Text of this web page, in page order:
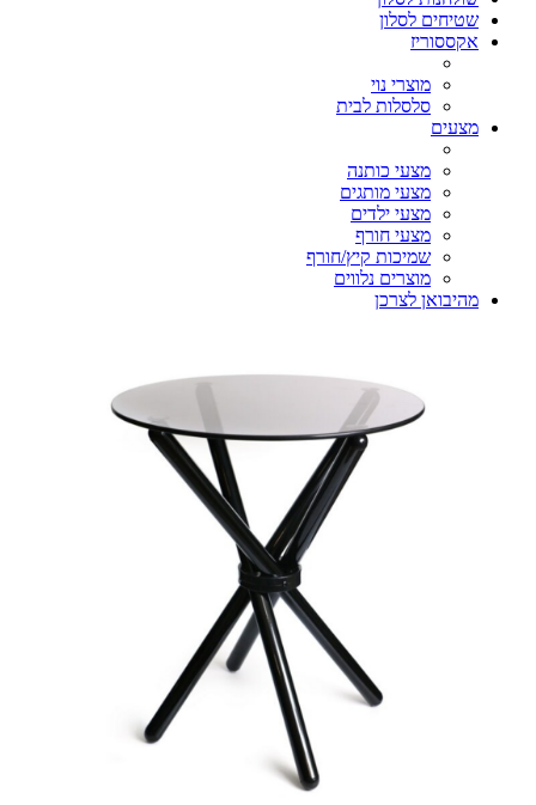
שטיחים לסלון
אקססוריז
מוצרי נוי
סלסלות לבית
מצעים
מצעי כותנה
מצעי מותגים
מצעי ילדים
מצעי חורף
שמיכות קיץ/חורף
מוצרים נלווים
מהיבואן לצרכן